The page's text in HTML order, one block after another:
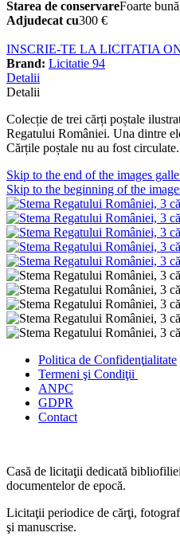
Starea de conservareFoarte bună
Adjudecat cu300 €
INSCRIE-TE LA LICITATIA
Brand: Licitatie 94
Detalii
Detalii
Colecție de trei cărți poștale
Regatului României. Una dintre
Cărțile poștale nu au fost circulate.
Skip to the end of the images
Skip to the beginning of the
Politica de Confidenţialitate
Termeni şi Condiţii
ANPC
GDPR
Contact
Casă de licitaţii dedicată
documentelor de epocă.
Licitaţii periodice de cărţi,
şi manuscrise.